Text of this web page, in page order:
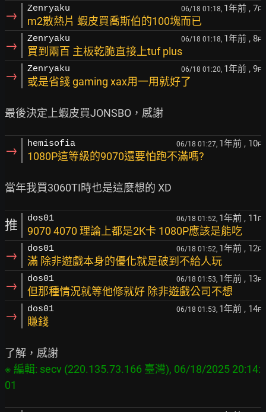
→ Zenryaku 06/18 01:18, 1年前 , 7F
m2散熱片 蝦皮買喬斯伯的100塊而已
→ Zenryaku 06/18 01:18, 1年前 , 8F
買到兩百 主板乾脆直接上tuf plus
→ Zenryaku 06/18 01:20, 1年前 , 9F
或是省錢 gaming xax用一用就好了
→ hemisofia 06/18 01:27, 1年前 , 10F
1080P這等級的9070還要怕跑不滿嗎?
推 dos01 06/18 01:52, 1年前 , 11 F
9070 4070 理論上都是2K卡 1080P應該是能吃
→ dos01 06/18 01:52, 1年前 , 12F
滿 除非遊戲本身的優化就是破到不給人玩
→ dos01 06/18 01:53, 1年前 , 13F
但那種情況就等他修就好 除非遊戲公司不想
→ dos01 06/18 01:53, 1年前 , 14F
賺錢
※ 編輯: secv (220.135.73.166 臺灣), 06/18/2025 20:14: